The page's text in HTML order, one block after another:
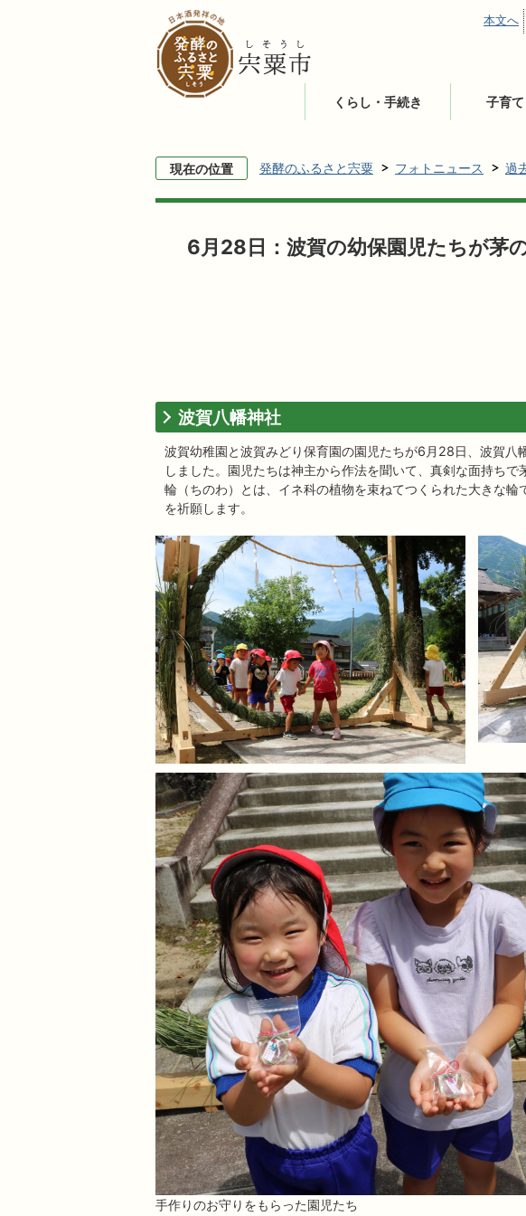
本文へ
くらし・手続き 子育
現在の位置 発酵のふるさと宍粟 フォトニュース 過
6月28日：波賀の幼保園児たちが茅
波賀八幡神社
波賀幼稚園と波賀みどり保育園の園児たちが6月28日、波賀八
しました。園児たちは神主から作法を聞いて、真剣な面持ち
輪（ちのわ）とは、イネ科の植物を束ねてつくられた大きな
を祈願します。
手作りのお守りをもらった園児たち